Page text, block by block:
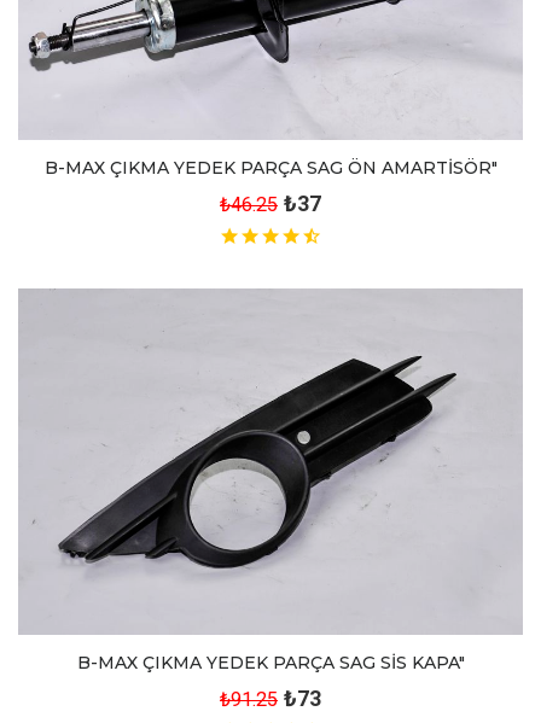
B-MAX ÇIKMA YEDEK PARÇA SAG ÖN AMARTİSÖR"
₺46.25 ₺37
B-MAX ÇIKMA YEDEK PARÇA SAG SİS KAPA"
₺91.25 ₺73